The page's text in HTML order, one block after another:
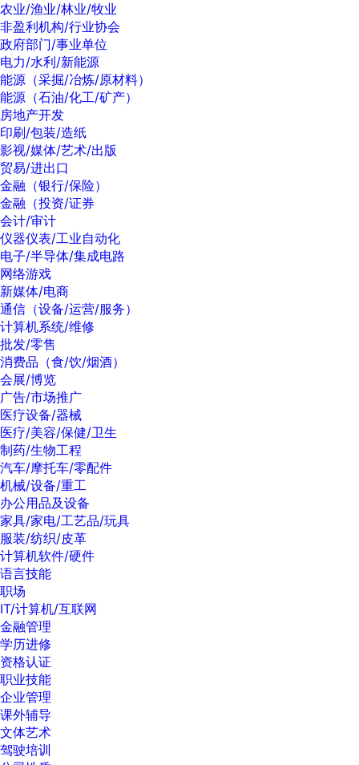
农业/渔业/林业/牧业
非盈利机构/行业协会
政府部门/事业单位
电力/水利/新能源
能源（采掘/冶炼/原材料）
能源（石油/化工/矿产）
房地产开发
印刷/包装/造纸
影视/媒体/艺术/出版
贸易/进出口
金融（银行/保险）
金融（投资/证券
会计/审计
仪器仪表/工业自动化
电子/半导体/集成电路
网络游戏
新媒体/电商
通信（设备/运营/服务）
计算机系统/维修
批发/零售
消费品（食/饮/烟酒）
会展/博览
广告/市场推广
医疗设备/器械
医疗/美容/保健/卫生
制药/生物工程
汽车/摩托车/零配件
机械/设备/重工
办公用品及设备
家具/家电/工艺品/玩具
服装/纺织/皮革
计算机软件/硬件
语言技能
职场
IT/计算机/互联网
金融管理
学历进修
资格认证
职业技能
企业管理
课外辅导
文体艺术
驾驶培训